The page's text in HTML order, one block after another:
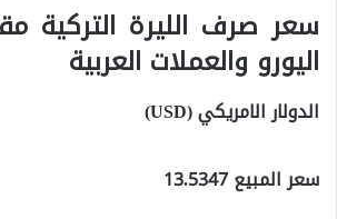
سعر صرف الليرة التركية
اليورو والعملات العربية
الدولار الامريكي (USD)
سعر المبيع 13.5347